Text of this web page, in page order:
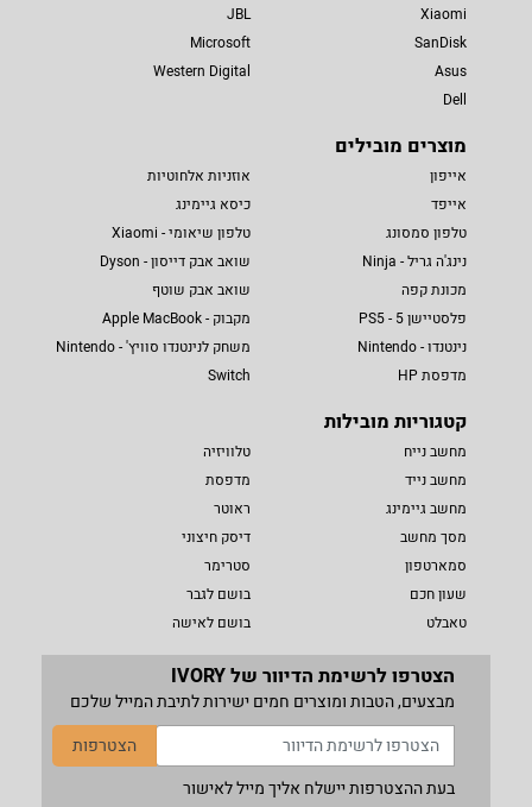
Xiaomi
SanDisk
Asus
Dell
JBL
Microsoft
Western Digital
מוצרים מובילים
אייפון
אייפד
טלפון סמסונג
נינג'ה גריל - Ninja
מכונת קפה
פלסטיישן 5 - PS5
נינטנדו - Nintendo
מדפסת HP
אוזניות אלחוטיות
כיסא גיימינג
טלפון שיאומי - Xiaomi
שואב אבק דייסון - Dyson
שואב אבק שוטף
מקבוק - Apple MacBook
משחק לנינטנדו סוויץ' - Nintendo
Switch
קטגוריות מובילות
מחשב נייח
מחשב נייד
מחשב גיימינג
מסך מחשב
סמארטפון
שעון חכם
טאבלט
טלוויזיה
מדפסת
ראוטר
דיסק חיצוני
סטרימר
בושם לגבר
בושם לאישה
הצטרפו לרשימת הדיוור של IVORY
מבצעים, הטבות ומוצרים חמים ישירות לתיבת המייל שלכם
הצטרפות
בעת ההצטרפות יישלח אליך מייל לאישור